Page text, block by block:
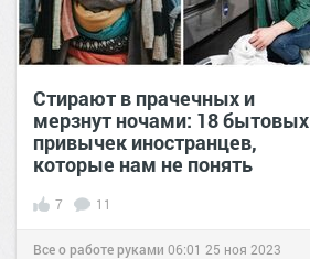
Стирают в прачечных и
мерзнут ночами: 18 бытовых
привычек иностранцев,
которые нам не понять
7 11
Все о работе руками 06:01 25 ноя 2023